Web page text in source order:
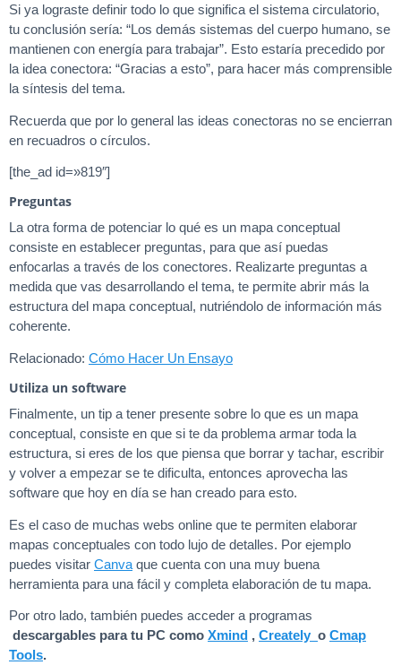
Si ya lograste definir todo lo que significa el sistema circulatorio,
tu conclusión sería: “Los demás sistemas del cuerpo humano, se
mantienen con energía para trabajar”. Esto estaría precedido por
la idea conectora: “Gracias a esto”, para hacer más comprensible
la síntesis del tema.
Recuerda que por lo general las ideas conectoras no se encierran
en recuadros o círculos.
[the_ad id=»819″]
Preguntas
La otra forma de potenciar lo qué es un mapa conceptual
consiste en establecer preguntas, para que así puedas
enfocarlas a través de los conectores. Realizarte preguntas a
medida que vas desarrollando el tema, te permite abrir más la
estructura del mapa conceptual, nutriéndolo de información más
coherente.
Relacionado: Cómo Hacer Un Ensayo
Utiliza un software
Finalmente, un tip a tener presente sobre lo que es un mapa
conceptual, consiste en que si te da problema armar toda la
estructura, si eres de los que piensa que borrar y tachar, escribir
y volver a empezar se te dificulta, entonces aprovecha las
software que hoy en día se han creado para esto.
Es el caso de muchas webs online que te permiten elaborar
mapas conceptuales con todo lujo de detalles. Por ejemplo
puedes visitar Canva que cuenta con una muy buena
herramienta para una fácil y completa elaboración de tu mapa.
Por otro lado, también puedes acceder a programas
descargables para tu PC como Xmind , Creately o Cmap
Tools.